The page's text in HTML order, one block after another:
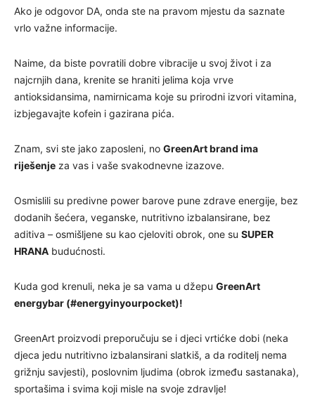
Ako je odgovor DA, onda ste na pravom mjestu da saznate
vrlo važne informacije.
Naime, da biste povratili dobre vibracije u svoj život i za
najcrnjih dana, krenite se hraniti jelima koja vrve
antioksidansima, namirnicama koje su prirodni izvori vitamina,
izbjegavajte kofein i gazirana pića.
Znam, svi ste jako zaposleni, no GreenArt brand ima
riješenje za vas i vaše svakodnevne izazove.
Osmislili su predivne power barove pune zdrave energije, bez
dodanih šećera, veganske, nutritivno izbalansirane, bez
aditiva – osmišljene su kao cjeloviti obrok, one su SUPER
HRANA budućnosti.
Kuda god krenuli, neka je sa vama u džepu GreenArt
energybar (#energyinyourpocket)!
GreenArt proizvodi preporučuju se i djeci vrtićke dobi (neka
djeca jedu nutritivno izbalansirani slatkiš, a da roditelj nema
grižnju savjesti), poslovnim ljudima (obrok između sastanaka),
sportašima i svima koji misle na svoje zdravlje!